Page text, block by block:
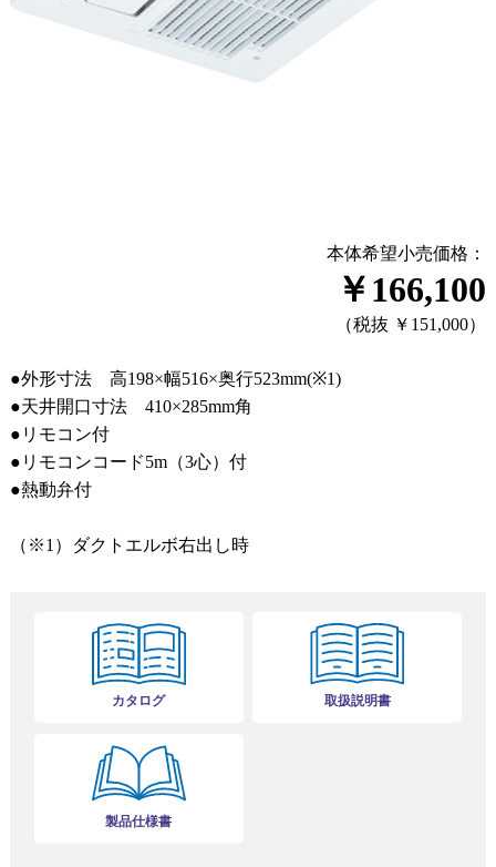
本体希望小売価格：
￥166,100
（税抜 ￥151,000）
●外形寸法 高198×幅516×奥行523mm(※1)
●天井開口寸法 410×285mm角
●リモコン付
●リモコンコード5m（3心）付
●熱動弁付
（※1）ダクトエルボ右出し時
カタログ 取扱説明書
製品仕様書